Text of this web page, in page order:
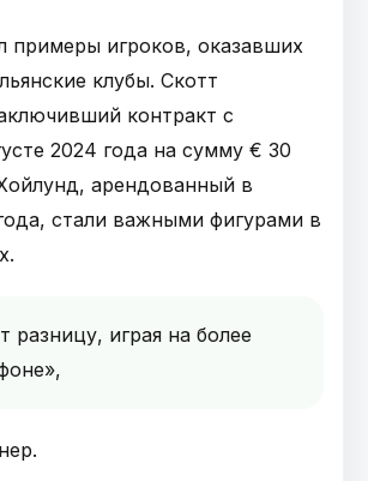
примеры игроков, оказавших
клубы. Скотт
контракт с
2024 года на сумму € 30
арендованный в
стали важными фигурами в
разницу, играя на более